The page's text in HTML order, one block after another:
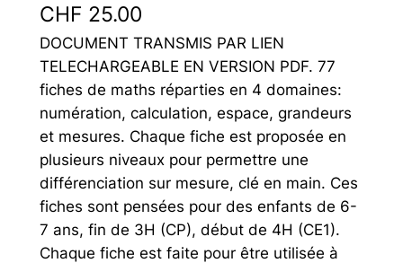
CHF 25.00
DOCUMENT TRANSMIS PAR LIEN
TELECHARGEABLE EN VERSION PDF. 77
fiches de maths réparties en 4 domaines:
numération, calculation, espace, grandeurs
et mesures. Chaque fiche est proposée en
plusieurs niveaux pour permettre une
différenciation sur mesure, clé en main. Ces
fiches sont pensées pour des enfants de 6-
7 ans, fin de 3H (CP), début de 4H (CE1).
Chaque fiche est faite pour être utilisée à